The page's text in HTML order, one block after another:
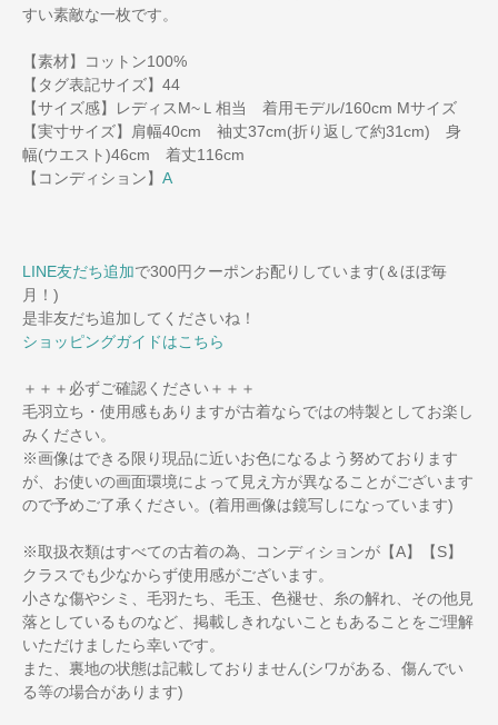
すい素敵な一枚です。
【素材】コットン100%
【タグ表記サイズ】44
【サイズ感】レディスM~Ｌ相当 着用モデル/160cm Mサイズ
【実寸サイズ】肩幅40cm 袖丈37cm(折り返して約31cm) 身
幅(ウエスト)46cm 着丈116cm
【コンディション】 A
LINE友だち追加で300円クーポンお配りしています(＆ほぼ毎
月！)
是非友だち追加してくださいね！
ショッピングガイドはこちら
＋＋＋必ずご確認ください＋＋＋
毛羽立ち・使用感もありますが古着ならではの特製としてお楽し
みください。
※画像はできる限り現品に近いお色になるよう努めております
が、お使いの画面環境によって見え方が異なることがございます
ので予めご了承ください。(着用画像は鏡写しになっています)
※取扱衣類はすべての古着の為、コンディションが【A】【S】
クラスでも少なからず使用感がございます。
小さな傷やシミ、毛羽たち、毛玉、色褪せ、糸の解れ、その他見
落としているものなど、掲載しきれないこともあることをご理解
いただけましたら幸いです。
また、裏地の状態は記載しておりません(シワがある、傷んでい
る等の場合があります)